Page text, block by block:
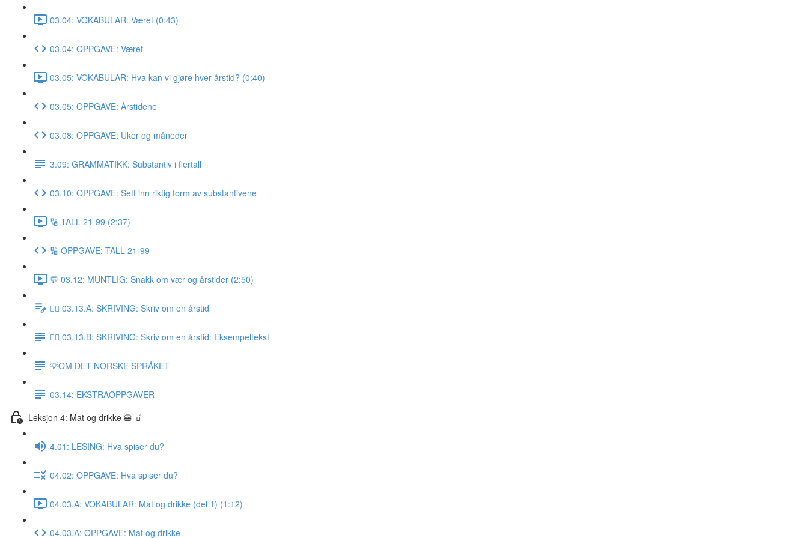
03.04: VOKABULAR: Været (0:43)
03.04: OPPGAVE: Været
03.05: VOKABULAR: Hva kan vi gjøre hver årstid? (0:40)
03.05: OPPGAVE: Årstidene
03.08: OPPGAVE: Uker og måneder
3.09: GRAMMATIKK: Substantiv i flertall
03.10: OPPGAVE: Sett inn riktig form av substantivene
🔢 TALL 21-99 (2:37)
🔢 OPPGAVE: TALL 21-99
💬 03.12: MUNTLIG: Snakk om vær og årstider (2:50)
✍🏼 03.13.A: SKRIVING: Skriv om en årstid
✍🏼 03.13.B: SKRIVING: Skriv om en årstid: Eksempeltekst
💡OM DET NORSKE SPRÅKET
03.14: EKSTRAOPPGAVER
Leksjon 4: Mat og drikke 🍔 🧃
4.01: LESING: Hva spiser du?
04.02: OPPGAVE: Hva spiser du?
04.03.A: VOKABULAR: Mat og drikke (del 1) (1:12)
04.03.A: OPPGAVE: Mat og drikke